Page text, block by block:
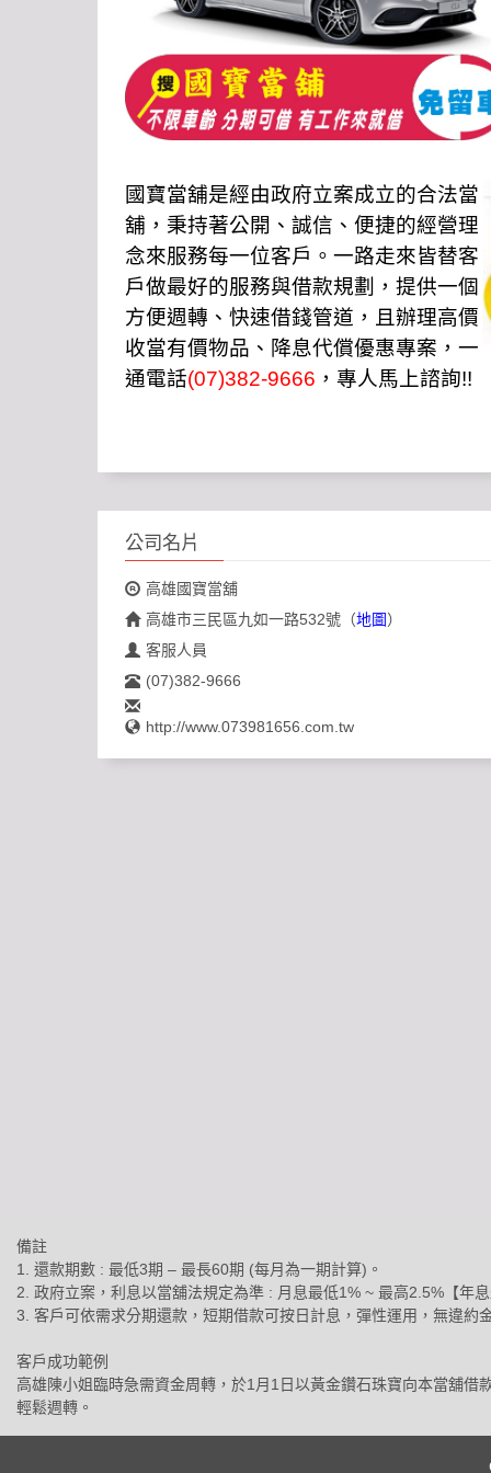
國寶當舖是經由政府立案成立的合法當
舖，秉持著公開、誠信、便捷的經營理
念來服務每一位客戶。一路走來皆替客
戶做最好的服務與借款規劃，提供一個
方便週轉、快速借錢管道，且辦理高價
收當有價物品、降息代償優惠專案，一
通電話(07)382-9666 ，專人馬上諮詢!!
公司名片
高雄國寶當舖
高雄市三民區九如一路532號 （地圖）
客服人員
(07)382-9666
http://www.073981656.com.tw
備註
1. 還款期數 : 最低3期 – 最長60期 (每月為一期計算)。
2. 政府立案，利息以當舖法規定為準 : 月息最低1% ~ 最高2.5%【年
3. 客戶可依需求分期還款，短期借款可按日計息，彈性運用，無違約
客戶成功範例
高雄陳小姐臨時急需資金周轉，於1月1日以黃金鑽石珠寶向本當舖
輕鬆週轉。